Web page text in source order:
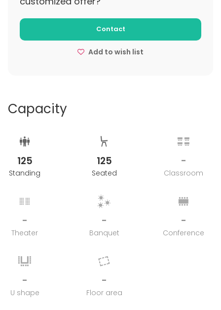
Contact
Add to wish list
Capacity
125
Standing
125
Seated
-
Classroom
-
Theater
-
Banquet
-
Conference
-
U shape
-
Floor area